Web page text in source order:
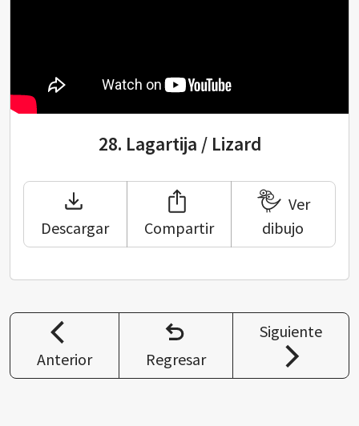
28. Lagartija / Lizard
Descargar Compartir
Ver
dibujo
Anterior Regresar
Siguiente